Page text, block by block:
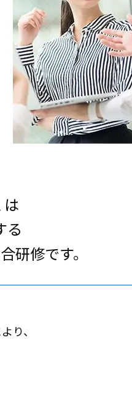
は
る
研修です。
り、